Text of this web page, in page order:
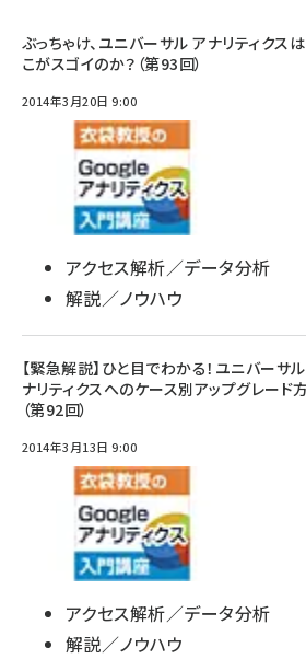
ぶっちゃけ、ユニバーサル アナリティクス
こがスゴイのか？（第93回）
2014年3月20日 9:00
アクセス解析／データ分析
解説／ノウハウ
【緊急解説】ひと目でわかる！ユニバーサ
ナリティクスへのケース別アップグレード
（第92回）
2014年3月13日 9:00
アクセス解析／データ分析
解説／ノウハウ